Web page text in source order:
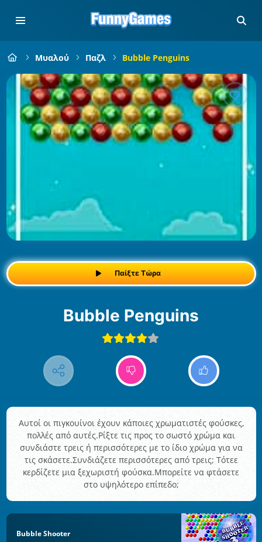
Μυαλού Παζλ Bubble Penguins
Παίξτε Τώρα
Bubble Penguins
Αυτοί οι πιγκουίνοι έχουν κάποιες χρωματιστές φούσκες,
πολλές από αυτές.Ρίξτε τις προς το σωστό χρώμα και
συνδιάστε τρεις ή περισσότερες με το ίδιο χρώμα για να
τις σκάσετε.Συνδιάζετε περισσότερες από τρεις; Τότεε
κερδίζετε μια ξεχωριστή φούσκα.Μπορείτε να φτάσετε
στο υψηλότερο επίπεδο;
Bubble Shooter